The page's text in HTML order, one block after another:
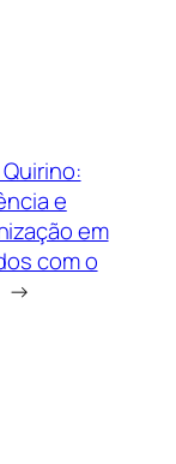
e
em
com o
→